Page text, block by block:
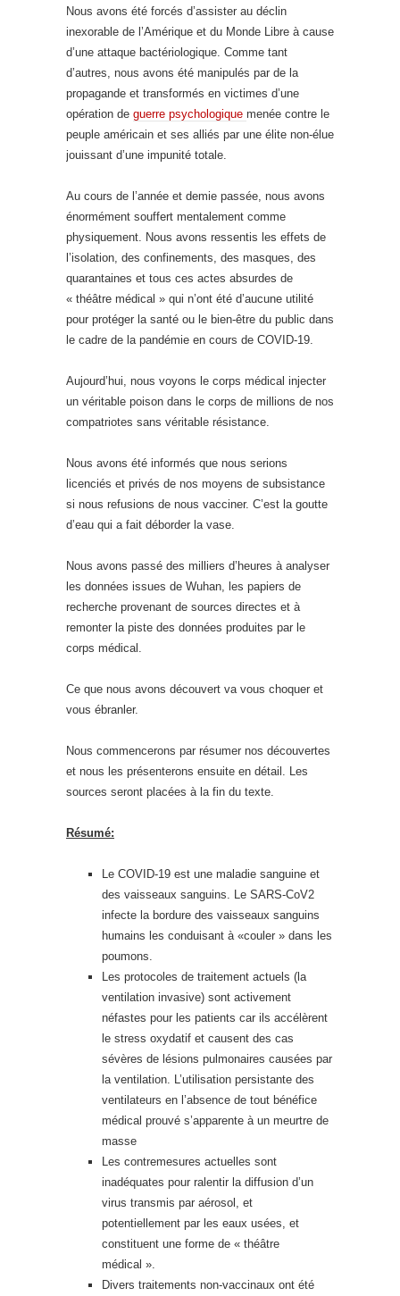
Nous avons été forcés d’assister au déclin
inexorable de l’Amérique et du Monde Libre à cause
d’une attaque bactériologique. Comme tant
d’autres, nous avons été manipulés par de la
propagande et transformés en victimes d’une
opération de guerre psychologique menée contre le
peuple américain et ses alliés par une élite non-élue
jouissant d’une impunité totale.
Au cours de l’année et demie passée, nous avons
énormément souffert mentalement comme
physiquement. Nous avons ressentis les effets de
l’isolation, des confinements, des masques, des
quarantaines et tous ces actes absurdes de
« théâtre médical » qui n’ont été d’aucune utilité
pour protéger la santé ou le bien-être du public dans
le cadre de la pandémie en cours de COVID-19.
Aujourd’hui, nous voyons le corps médical injecter
un véritable poison dans le corps de millions de nos
compatriotes sans véritable résistance.
Nous avons été informés que nous serions
licenciés et privés de nos moyens de subsistance
si nous refusions de nous vacciner. C’est la goutte
d’eau qui a fait déborder la vase.
Nous avons passé des milliers d’heures à analyser
les données issues de Wuhan, les papiers de
recherche provenant de sources directes et à
remonter la piste des données produites par le
corps médical.
Ce que nous avons découvert va vous choquer et
vous ébranler.
Nous commencerons par résumer nos découvertes
et nous les présenterons ensuite en détail. Les
sources seront placées à la fin du texte.
Résumé:
Le COVID-19 est une maladie sanguine et
des vaisseaux sanguins. Le SARS-CoV2
infecte la bordure des vaisseaux sanguins
humains les conduisant à «couler » dans les
poumons.
Les protocoles de traitement actuels (la
ventilation invasive) sont activement
néfastes pour les patients car ils accélèrent
le stress oxydatif et causent des cas
sévères de lésions pulmonaires causées par
la ventilation. L’utilisation persistante des
ventilateurs en l’absence de tout bénéfice
médical prouvé s’apparente à un meurtre de
masse
Les contremesures actuelles sont
inadéquates pour ralentir la diffusion d’un
virus transmis par aérosol, et
potentiellement par les eaux usées, et
constituent une forme de « théâtre
médical ».
Divers traitements non-vaccinaux ont été